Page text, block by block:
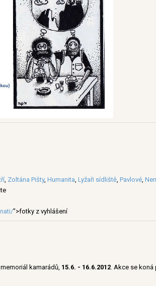
, Zoltána Pišty, Humanita, Lyžaři sídliště, Pavlové,
">fotky z vyhlášení
memoriál kamarádů, 15.6. - 16.6.2012. Akce se koná